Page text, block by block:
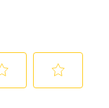
espera de hasta
de longitud
llevar.
ver películas,